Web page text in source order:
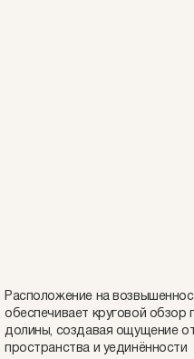
Расположение на
обеспечивает круговой обзор
долины, создавая ощущение
пространства и уединённости